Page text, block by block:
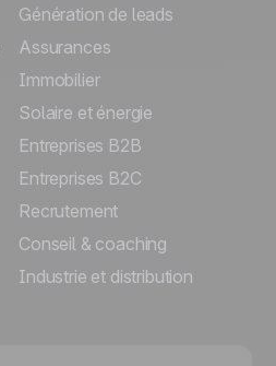
Génération de leads
Assurances
Immobilier
Solaire et énergie
Entreprises B2B
Entreprises B2C
Recrutement
Conseil & coaching
Industrie et distribution